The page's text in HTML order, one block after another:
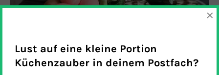
Lust auf eine kleine Portion
Küchenzauber in deinem Postfach?
×